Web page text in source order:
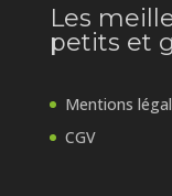
Les
petits et
Mentions
CGV